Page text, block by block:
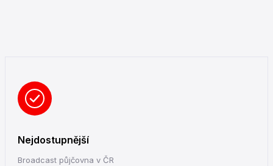
Nejdostupnější
Broadcast půjčovna v ČR